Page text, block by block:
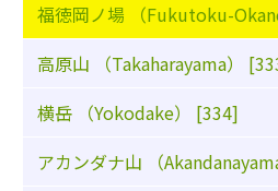
福徳岡ノ場 （Fukutoku-
高原山 （Takaharayama）
横岳 （Yokodake） [334]
アカンダナ山 （